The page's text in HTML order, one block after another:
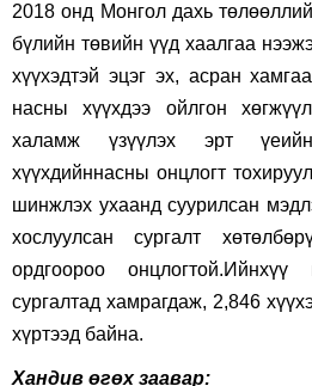
2018 онд Монгол дахь
бүлийн төвийн үүд хаалгаа
хүүхэдтэй эцэг эх, асран
насны хүүхдээ ойлгон
халамж үзүүлэх эрт
хүүхдийннасны онцлогт
шинжлэх ухаанд суурилсан
хослуулсан сургалт
ордгоороо
сургалтад хамрагдаж, 2,846
хүртээд байна.
Хандив өгөх заавар: